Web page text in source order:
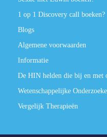
1 op 1 Discovery call boeken?
Blogs
Algemene voorwaarden
Informatie
De HIN helden die bij en met
Wetenschappelijke
Vergelijk Therapieën